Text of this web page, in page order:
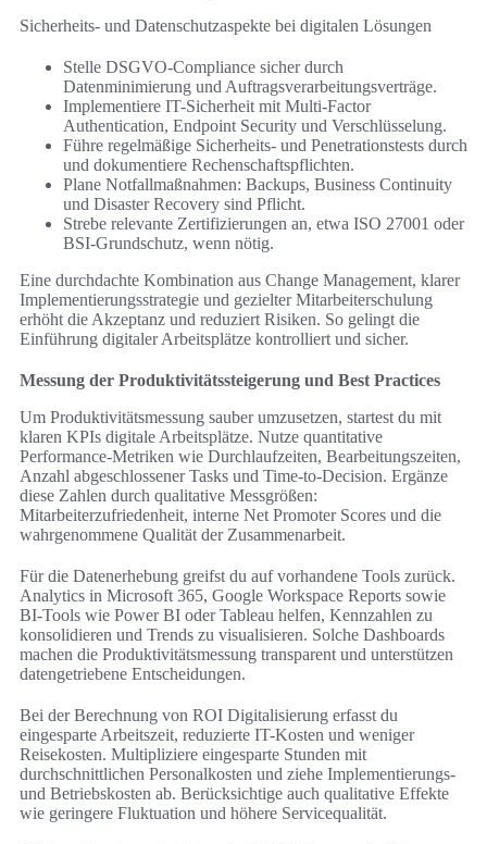
Sicherheits- und Datenschutzaspekte bei digitalen Lösungen
Stelle DSGVO-Compliance sicher durch
Datenminimierung und Auftragsverarbeitungsverträge.
Implementiere IT-Sicherheit mit Multi-Factor
Authentication, Endpoint Security und Verschlüsselung.
Führe regelmäßige Sicherheits- und Penetrationstests durch
und dokumentiere Rechenschaftspflichten.
Plane Notfallmaßnahmen: Backups, Business Continuity
und Disaster Recovery sind Pflicht.
Strebe relevante Zertifizierungen an, etwa ISO 27001 oder
BSI-Grundschutz, wenn nötig.
Eine durchdachte Kombination aus Change Management, klarer
Implementierungsstrategie und gezielter Mitarbeiterschulung
erhöht die Akzeptanz und reduziert Risiken. So gelingt die
Einführung digitaler Arbeitsplätze kontrolliert und sicher.
Messung der Produktivitätssteigerung und Best Practices
Um Produktivitätsmessung sauber umzusetzen, startest du mit
klaren KPIs digitale Arbeitsplätze. Nutze quantitative
Performance-Metriken wie Durchlaufzeiten, Bearbeitungszeiten,
Anzahl abgeschlossener Tasks und Time-to-Decision. Ergänze
diese Zahlen durch qualitative Messgrößen:
Mitarbeiterzufriedenheit, interne Net Promoter Scores und die
wahrgenommene Qualität der Zusammenarbeit.
Für die Datenerhebung greifst du auf vorhandene Tools zurück.
Analytics in Microsoft 365, Google Workspace Reports sowie
BI-Tools wie Power BI oder Tableau helfen, Kennzahlen zu
konsolidieren und Trends zu visualisieren. Solche Dashboards
machen die Produktivitätsmessung transparent und unterstützen
datengetriebene Entscheidungen.
Bei der Berechnung von ROI Digitalisierung erfasst du
eingesparte Arbeitszeit, reduzierte IT-Kosten und weniger
Reisekosten. Multipliziere eingesparte Stunden mit
durchschnittlichen Personalkosten und ziehe Implementierungs-
und Betriebskosten ab. Berücksichtige auch qualitative Effekte
wie geringere Fluktuation und höhere Servicequalität.